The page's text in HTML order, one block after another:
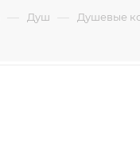
— Душ — Душевые